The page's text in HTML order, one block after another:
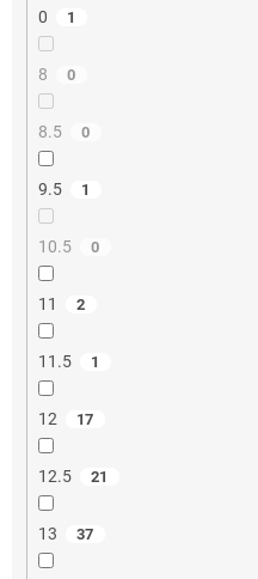
0 1
8 0
8.5 0
9.5 1
10.5 0
11 2
11.5 1
12 17
12.5 21
13 37